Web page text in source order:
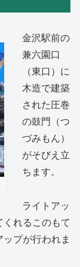
金沢駅前の
兼六園口
（東口）に
木造で建築
された圧巻
の鼓門（つ
づみもん）
がそびえ立
ちます。
ライトアッ
れるこのもて
プが行われま